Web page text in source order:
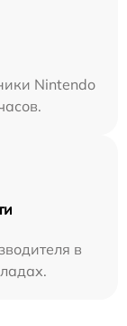
Nintendo
в